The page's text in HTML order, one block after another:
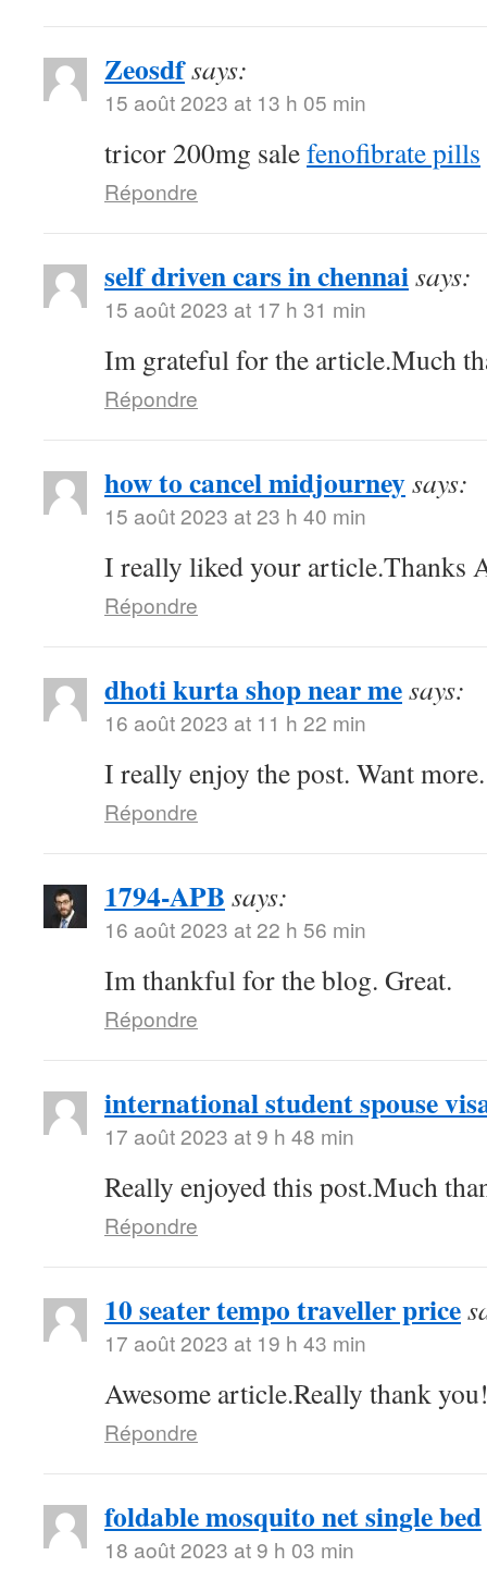
Zeosdfsays:
15 août 2023 at 13 h 05 min
tricor 200mg salefenofibrate pills
Répondre
self driven cars in chennaisays:
15 août 2023 at 17 h 31 min
Im grateful for the article.Much
Répondre
how to cancel midjourneysays:
15 août 2023 at 23 h 40 min
I really liked your article.Thanks
Répondre
dhoti kurta shop near mesays:
16 août 2023 at 11 h 22 min
I really enjoy the post. Want more.
Répondre
1794-APB says:
16 août 2023 at 22 h 56 min
Im thankful for the blog. Great.
Répondre
international student spouse
17 août 2023 at 9 h 48 min
Really enjoyed this post.Much
Répondre
10 seater tempo traveller price
17 août 2023 at 19 h 43 min
Awesome article.Really thank
Répondre
foldable mosquito net single bed
18 août 2023 at 9 h 03 min